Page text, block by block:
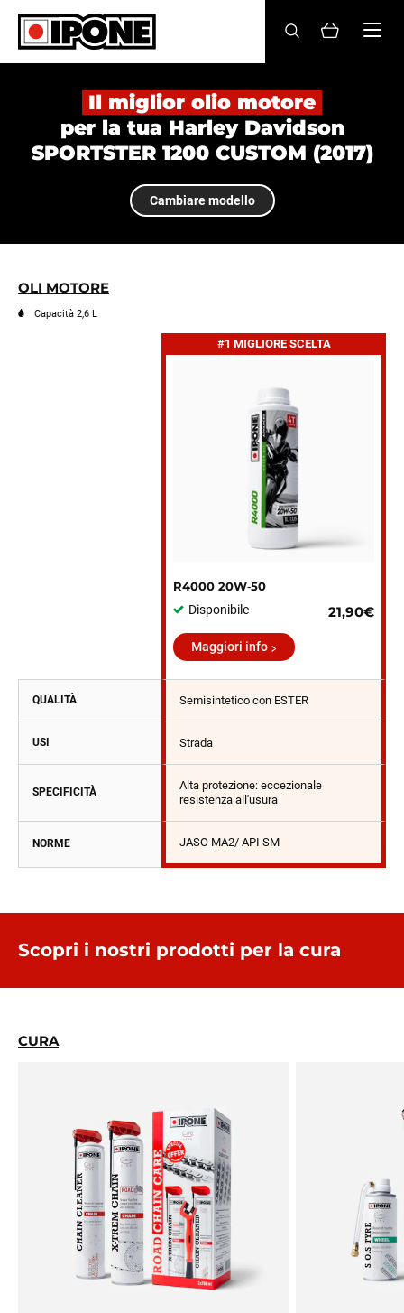
Ipone
OLI MOTORE
CURA
MANUTENZIONE
Rivenditori
Il miglior olio motore
per la tua Harley Davidson
SPORTSTER 1200 CUSTOM (2017)
Cambiare modello
OLI MOTORE
Capacità 2,6 L
#1 MIGLIORE SCELTA
R4000 20W‑50
Disponibile
21,90€
Maggiori info
QUALITÀ Semisintetico con ESTER
USI Strada
SPECIFICITÀ
Alta protezione: eccezionale
resistenza all'usura
NORME JASO MA2/ API SM
Scopri i nostri prodotti per la cura
CURA